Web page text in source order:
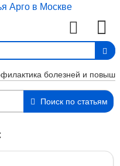
болезней и
Поиск по статьям